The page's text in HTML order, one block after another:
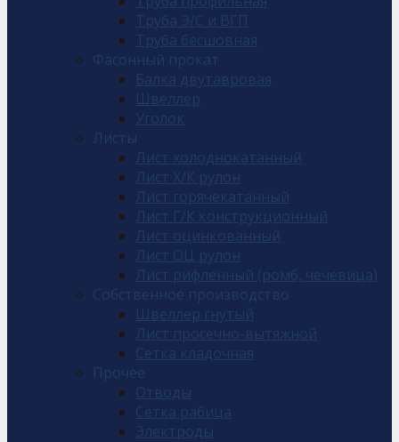
Труба Э/С и ВГП
Труба бесшовная
Фасонный прокат
Балка двутавровая
Швеллер
Уголок
Листы
Лист холоднокатанный
Лист Х/К рулон
Лист горячекатанный
Лист Г/К конструкционный
Лист оцинкованный
Лист ОЦ рулон
Лист рифленный (ромб, чечевица)
Собственное производство
Швеллер гнутый
Лист просечно-вытяжной
Сетка кладочная
Прочее
Отводы
Сетка рабица
Электроды